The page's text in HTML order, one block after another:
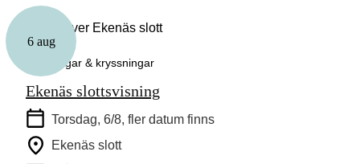
6 aug
Guidningar & kryssningar
Ekenäs slottsvisning
Torsdag, 6/8, fler datum finns
Ekenäs slott